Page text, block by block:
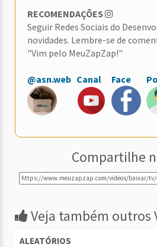
RECOMENDAÇÕES
Seguir Redes Sociais do
novidades. Lembre-se de
"Vim pelo MeuZapZap!"
@asn.web Canal Face
Compartilhe
Veja também outros
ALEATÓRIOS